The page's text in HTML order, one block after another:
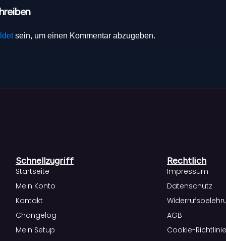
sein, um einen Kommentar abzugeben.
Schnellzugriff
Startseite
Mein Konto
Kontakt
Changelog
Mein Setup
Rechtlich
Impressum
Datenschutz
AGB
Cookie-